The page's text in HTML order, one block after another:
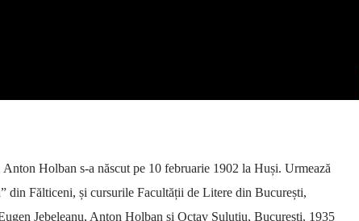
Holban s-a născut pe 10 februarie 1902 la Huși. Urmează
din Fălticeni, și cursurile Facultății de Litere din București,
Jebeleanu, Anton Holban și Octav Șuluțiu, București, 1935